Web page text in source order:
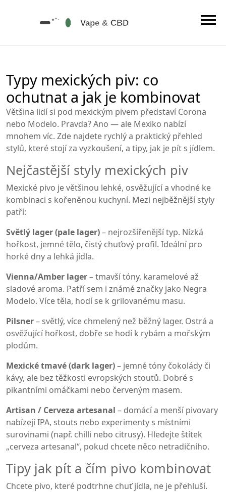
Typy mexických piv: co
ochutnat a jak je kombinovat
Většina lidí si pod mexickým pivem představí Corona
nebo Modelo. Pravda? Ano — ale Mexiko nabízí
mnohem víc. Zde najdete rychlý a praktický přehled
stylů, které stojí za vyzkoušení, a tipy, jak je pít s jídlem.
Nejčastější styly mexických piv
Mexické pivo je většinou lehké, osvěžující a vhodné ke
kombinaci s kořeněnou kuchyní. Mezi nejběžnější styly
patří:
Světlý lager (pale lager)– nejrozšířenější typ. Nízká
hořkost, jemné tělo, čistý chuťový profil. Ideální pro
horké dny a lehká jídla.
Vienna/Amber lager– tmavší tóny, karamelové až
sladové aroma. Patří sem i známé značky jako Negra
Modelo. Více těla, hodí se k grilovanému masu.
Pilsner– světlý, více chmelený než běžný lager. Ostrá a
osvěžující hořkost, dobře se hodí k rybám a mořským
plodům.
Mexické tmavé (dark lager)– jemné tóny čokolády či
kávy, ale bez těžkosti evropských stoutů. Dobré s
pikantními omáčkami nebo červeným masem.
Artisan / Cerveza artesanal – domácí a menší pivovary
nabízejí IPA, stouts nebo experimenty s místními
surovinami (např. chilli nebo citrusy). Hledejte štítek
„cerveza artesanal“, pokud chcete něco netradičního.
Tipy jak pít a čím pivo kombinovat
Chcete pivo, které podtrhne chuť jídla, ne je přehluší.